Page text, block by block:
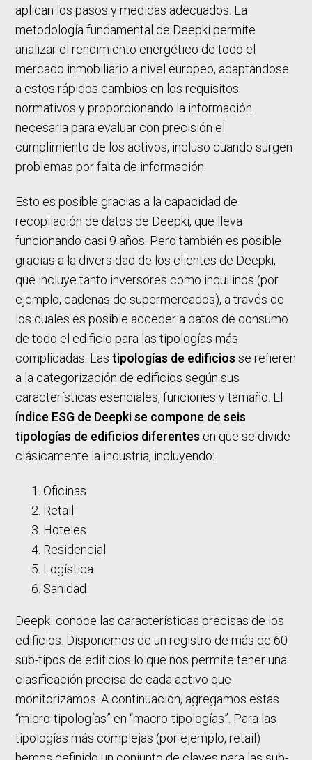
aplican los pasos y medidas adecuados. La
metodología fundamental de Deepki permite
analizar el rendimiento energético de todo el
mercado inmobiliario a nivel europeo, adaptándose
a estos rápidos cambios en los requisitos
normativos y proporcionando la información
necesaria para evaluar con precisión el
cumplimiento de los activos, incluso cuando surgen
problemas por falta de información.
Esto es posible gracias a la capacidad de
recopilación de datos de Deepki, que lleva
funcionando casi 9 años. Pero también es posible
gracias a la diversidad de los clientes de Deepki,
que incluye tanto inversores como inquilinos (por
ejemplo, cadenas de supermercados), a través de
los cuales es posible acceder a datos de consumo
de todo el edificio para las tipologías más
complicadas. Las tipologías de edificios se refieren
a la categorización de edificios según sus
características esenciales, funciones y tamaño. El
índice ESG de Deepki se compone de seis
tipologías de edificios diferentes en que se divide
clásicamente la industria, incluyendo:
Oficinas
Retail
Hoteles
Residencial
Logística
Sanidad
Deepki conoce las características precisas de los
edificios. Disponemos de un registro de más de 60
sub-tipos de edificios lo que nos permite tener una
clasificación precisa de cada activo que
monitorizamos. A continuación, agregamos estas
“micro-tipologías” en “macro-tipologías”. Para las
tipologías más complejas (por ejemplo, retail)